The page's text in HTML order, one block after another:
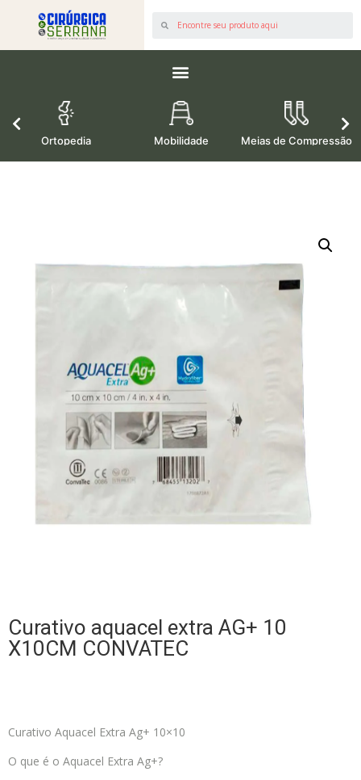
Ortopedia Mobilidade Meias de Compressão
Curativo aquacel extra AG+ 10
X10CM CONVATEC
Curativo Aquacel Extra Ag+ 10×10
O que é o Aquacel Extra Ag+?